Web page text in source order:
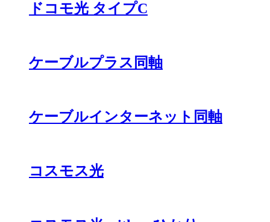
ドコモ光 タイプC
ケーブルプラス同軸
ケーブルインターネット同軸
コスモス光